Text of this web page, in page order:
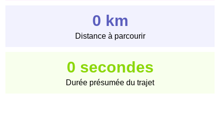
0 km
Distance à parcourir
0 secondes
Durée présumée du trajet